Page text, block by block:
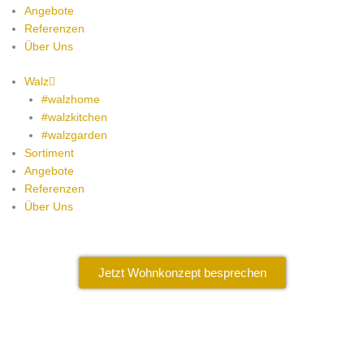
Angebote
Referenzen
Über Uns
Walz
#walzhome
#walzkitchen
#walzgarden
Sortiment
Angebote
Referenzen
Über Uns
Jetzt Wohnkonzept besprechen